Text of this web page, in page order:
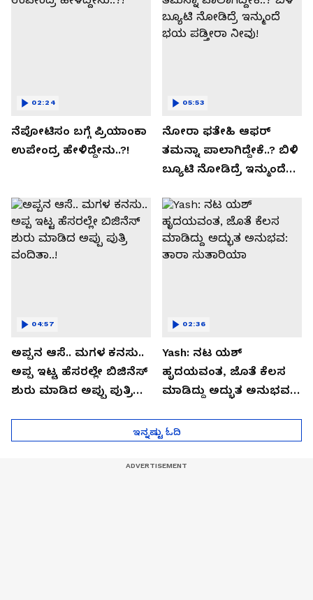
ನೆಪೋಟಿಸಂ ಬಗ್ಗೆ ಪ್ರಿಯಾಂಕಾ
ಉಪೇಂದ್ರ ಹೇಳಿದ್ದೇನು..?!
02:24
ನೋರಾ ಫತೇಹಿ ಆಫರ್​
ತಮನ್ನಾ ಪಾಲಾಗಿದ್ದೇಕೆ..? ಬಿಳಿ
ಬ್ಯೂಟಿ ನೋಡಿದ್ರೆ ಇನ್ಮುಂದೆ
05:53
ಅಪ್ಪನ ಆಸೆ.. ಮಗಳ ಕನಸು..
ಅಪ್ಪ ಇಟ್ಟ ಹೆಸರಲ್ಲೇ ಬಿಜಿನೆಸ್​
ಶುರು ಮಾಡಿದ ಅಪ್ಪು ಪುತ್ರಿ
04:57
Yash: ನಟ ಯಶ್​
ಹೃದಯವಂತ, ಜೊತೆ ಕೆಲಸ
ಮಾಡಿದ್ದು ಅದ್ಭುತ ಅನುಭವ:
02:36
ಇನ್ನಷ್ಟು ಓದಿ